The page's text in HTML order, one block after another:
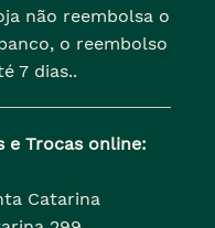
não reembolsa o
o reembolso
7 dias..
e Trocas online:
Catarina